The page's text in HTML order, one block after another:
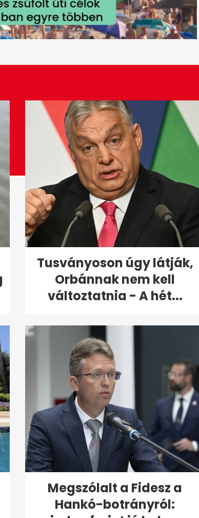
Tusványoson úgy látják,
Orbánnak nem kell
változtatnia - A hét...
Megszólalt a Fidesz a
Hankó-botrányról: